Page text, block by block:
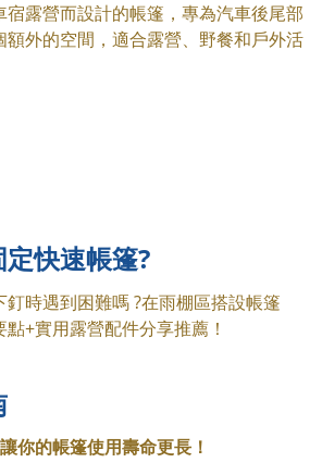
露營而設計的帳篷，專為汽車後尾部
額外的空間，適合露營、野餐和戶外活
快速帳篷?
時遇到困難嗎 ?在雨棚區搭設帳篷
+實用露營配件分享推薦！
你的帳篷使用壽命更長！